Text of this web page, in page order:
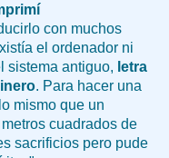
con muchos
el ordenador ni
sistema antiguo, letra
. Para hacer una
mismo que un
cuadrados de
sacrificios pero pude